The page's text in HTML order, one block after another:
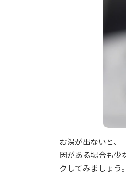
お湯が出ないと、
因がある場合も少
クしてみましょう。